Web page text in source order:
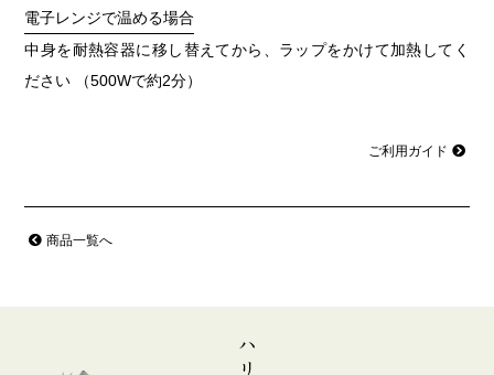
電子レンジで温める場合
中身を耐熱容器に移し替えてから、ラップをかけて加熱してく
ださい （500Wで約2分）
ご利用ガイド
商品一覧へ